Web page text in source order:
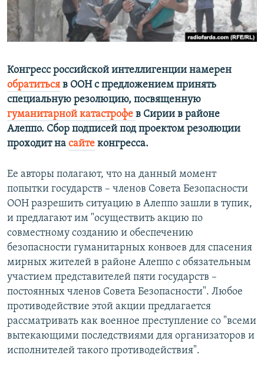
ПОБЕДИТЕЛЕЙ НЕ СУДЯТ?
КРЫМ.НЕПОКОРЕННЫЙ
УКРАИНСКАЯ ПРОБЛЕМА КРЫМА
ПРИСОЕДИНЯЙТЕСЬ!
Все сайты RFE/RL
Конгресс российской интеллигенции намерен
обратиться в ООН с предложением принять
специальную резолюцию, посвященную
гуманитарной катастрофе в Сирии в районе
Алеппо. Сбор подписей под проектом резолюции
проходит на сайте конгресса.
Ее авторы полагают, что на данный момент
попытки государств – членов Совета Безопасности
ООН разрешить ситуацию в Алеппо зашли в тупик,
и предлагают им "осуществить акцию по
совместному созданию и обеспечению
безопасности гуманитарных конвоев для спасения
мирных жителей в районе Алеппо с обязательным
участием представителей пяти государств –
постоянных членов Совета Безопасности". Любое
противодействие этой акции предлагается
рассматривать как военное преступление со "всеми
вытекающими последствиями для организаторов и
исполнителей такого противодействия".